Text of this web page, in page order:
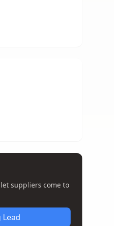
suppliers come to
Lead